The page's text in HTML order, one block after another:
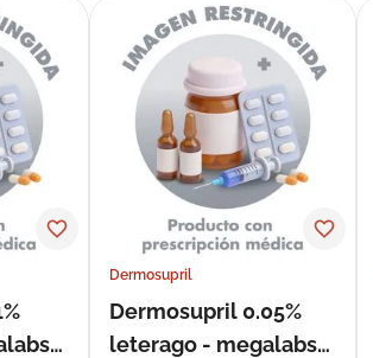
Dermosupril
Dermosupril 0.05%
leterago - megalabs